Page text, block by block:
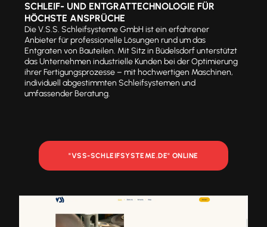
SCHLEIF- UND ENTGRATTECHNOLOGIE FÜR
HÖCHSTE ANSPRÜCHE
Die V.S.S. Schleifsysteme GmbH ist ein erfahrener
Anbieter für professionelle Lösungen rund um das
Entgraten von Bauteilen. Mit Sitz in Büdelsdorf unterstützt
das Unternehmen industrielle Kunden bei der Optimierung
ihrer Fertigungsprozesse – mit hochwertigen Maschinen,
individuell abgestimmten Schleifsystemen und
umfassender Beratung.
"VSS-SCHLEIFSYSTEME.DE" ONLINE